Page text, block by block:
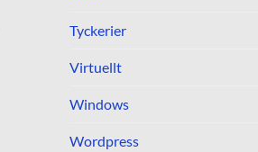
Tyckerier
Virtuellt
Windows
Wordpress